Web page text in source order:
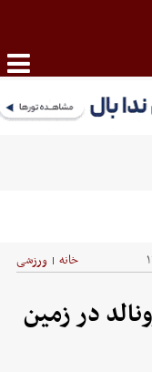
خانه | ورزشی
در زمین